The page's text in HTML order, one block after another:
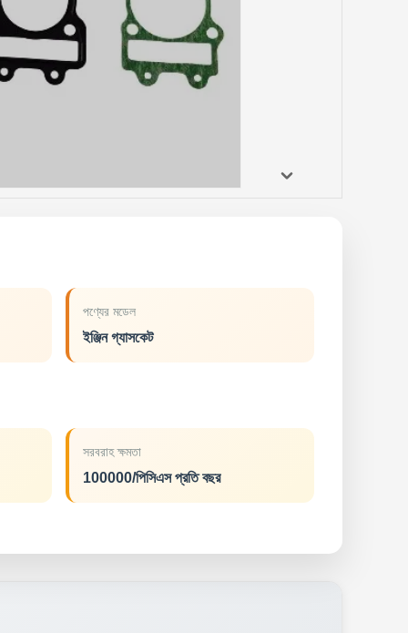
পণ্যের মডেল
ইঞ্জিন গ্যাসকেট
সরবরাহ ক্ষমতা
100000/পিসিএস প্রতি বছর